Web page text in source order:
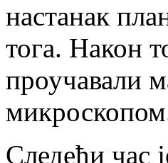
настанак
тога. Након
проучавали
Следећи час